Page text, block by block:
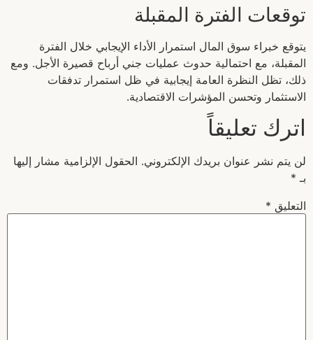
توقعات الفترة المقبلة
يتوقع خبراء سوق المال استمرار الأداء الإيجابي خلال الفترة
المقبلة، مع احتمالية حدوث عمليات جني أرباح قصيرة الأجل. ومع
ذلك، تظل النظرة العامة إيجابية في ظل استمرار تدفقات
الاستثمار وتحسن المؤشرات الاقتصادية.
اترك تعليقاً
لن يتم نشر عنوان بريدك الإلكتروني. الحقول الإلزامية مشار إليها
بـ *
التعليق *